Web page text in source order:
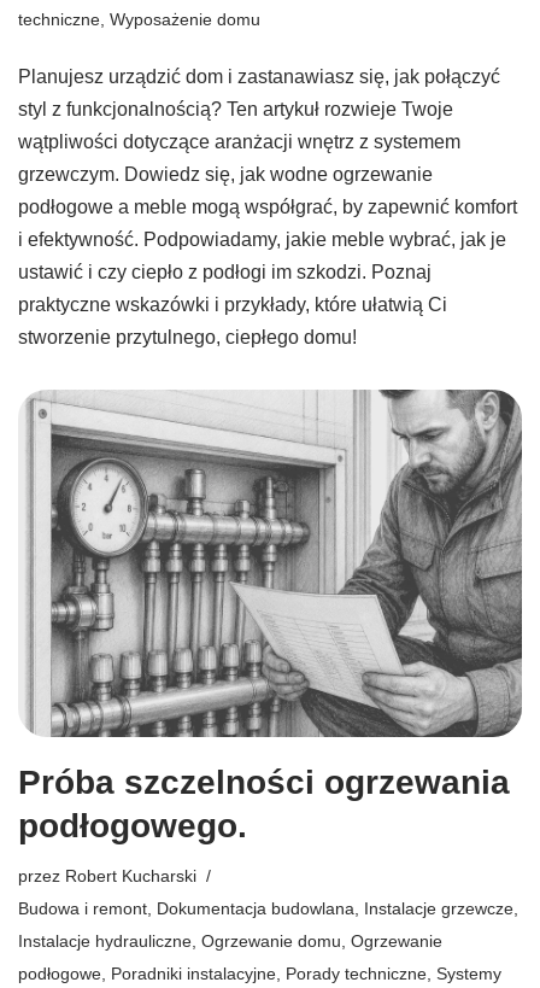
techniczne Wyposażenie domu
Planujesz urządzić dom i zastanawiasz się, jak połączyć
styl z funkcjonalnością? Ten artykuł rozwieje Twoje
wątpliwości dotyczące aranżacji wnętrz z systemem
grzewczym. Dowiedz się, jak wodne ogrzewanie
podłogowe a meble mogą współgrać, by zapewnić komfort
i efektywność. Podpowiadamy, jakie meble wybrać, jak je
ustawić i czy ciepło z podłogi im szkodzi. Poznaj
praktyczne wskazówki i przykłady, które ułatwią Ci
stworzenie przytulnego, ciepłego domu!
Próba szczelności ogrzewania
podłogowego.
przez Robert Kucharski
Budowa i remont Dokumentacja budowlana Instalacje grzewcze
Instalacje hydrauliczne Ogrzewanie domu Ogrzewanie
podłogowe Poradniki instalacyjne Porady techniczne Systemy